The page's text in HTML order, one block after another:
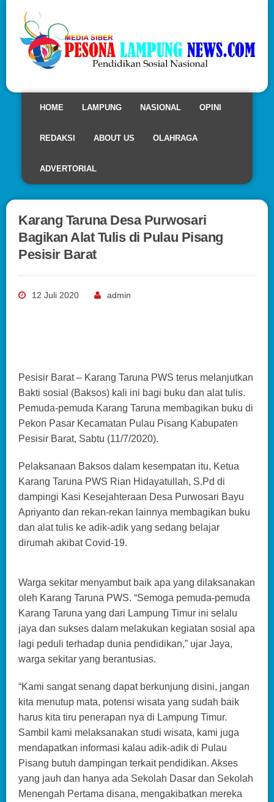
HOME LAMPUNG NASIONAL OPINI
REDAKSI ABOUT US OLAHRAGA
ADVERTORIAL
Karang Taruna Desa Purwosari
Bagikan Alat Tulis di Pulau Pisang
Pesisir Barat
12 Juli 2020 admin
Pesisir Barat – Karang Taruna PWS terus melanjutkan
Bakti sosial (Baksos) kali ini bagi buku dan alat tulis.
Pemuda-pemuda Karang Taruna membagikan buku di
Pekon Pasar Kecamatan Pulau Pisang Kabupaten
Pesisir Barat, Sabtu (11/7/2020).
Pelaksanaan Baksos dalam kesempatan itu, Ketua
Karang Taruna PWS Rian Hidayatullah, S.Pd di
dampingi Kasi Kesejahteraan Desa Purwosari Bayu
Apriyanto dan rekan-rekan lainnya membagikan buku
dan alat tulis ke adik-adik yang sedang belajar
dirumah akibat Covid-19.
Warga sekitar menyambut baik apa yang dilaksanakan
oleh Karang Taruna PWS. “Semoga pemuda-pemuda
Karang Taruna yang dari Lampung Timur ini selalu
jaya dan sukses dalam melakukan kegiatan sosial apa
lagi peduli terhadap dunia pendidikan,” ujar Jaya,
warga sekitar yang berantusias.
“Kami sangat senang dapat berkunjung disini, jangan
kita menutup mata, potensi wisata yang sudah baik
harus kita tiru penerapan nya di Lampung Timur.
Sambil kami melaksanakan studi wisata, kami juga
mendapatkan informasi kalau adik-adik di Pulau
Pisang butuh dampingan terkait pendidikan. Akses
yang jauh dan hanya ada Sekolah Dasar dan Sekolah
Menengah Pertama disana, mengakibatkan mereka